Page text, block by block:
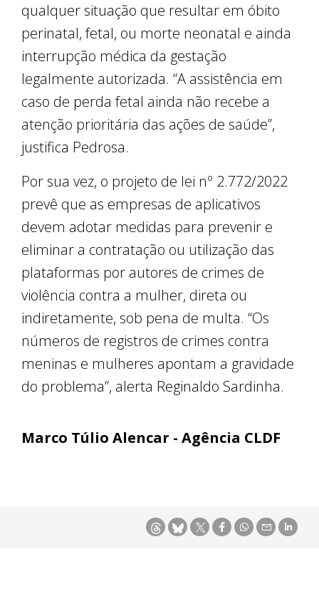
qualquer situação que resultar em óbito
perinatal, fetal, ou morte neonatal e ainda
interrupção médica da gestação
legalmente autorizada. “A assistência em
caso de perda fetal ainda não recebe a
atenção prioritária das ações de saúde”,
justifica Pedrosa.
Por sua vez, o projeto de lei nº 2.772/2022
prevê que as empresas de aplicativos
devem adotar medidas para prevenir e
eliminar a contratação ou utilização das
plataformas por autores de crimes de
violência contra a mulher, direta ou
indiretamente, sob pena de multa. “Os
números de registros de crimes contra
meninas e mulheres apontam a gravidade
do problema”, alerta Reginaldo Sardinha.
Marco Túlio Alencar - Agência CLDF